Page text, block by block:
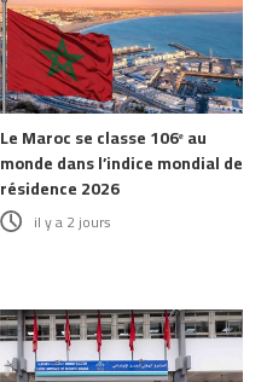
Le Maroc se classe 106ᵉ au
monde dans l’indice mondial de
résidence 2026
il y a 2 jours